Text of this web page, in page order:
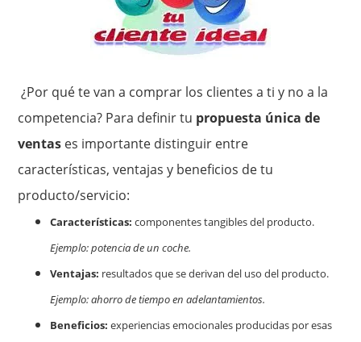
¿Por qué te van a comprar los clientes a ti y no a la
competencia? Para definir tu propuesta única de
ventas es importante distinguir entre
características, ventajas y beneficios de tu
producto/servicio:
Características: componentes tangibles del producto.
Ejemplo: potencia de un coche.
Ventajas: resultados que se derivan del uso del producto.
Ejemplo: ahorro de tiempo en adelantamientos.
Beneficios: experiencias emocionales producidas por esas